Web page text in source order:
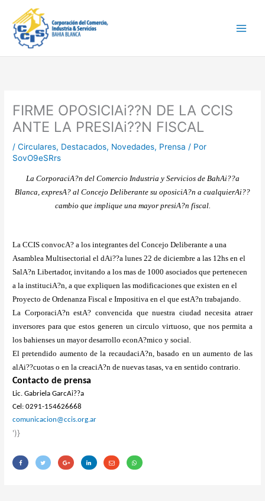
contenido
FIRME OPOSICIAi??N DE LA CCIS
ANTE LA PRESIAi??N FISCAL
/Circulares, Destacados, Novedades, Prensa / Por
SovO9eSRrs
La CorporaciA?n del Comercio Industria y Servicios de BahAi??a
Blanca, expresA? al Concejo Deliberante su oposiciA?n a cualquierAi??
cambio que implique una mayor presiA?n fiscal.
La CCIS convocA? a los integrantes del Concejo Deliberante a una
Asamblea Multisectorial el dAi??a lunes 22 de diciembre a las 12hs en el
SalA?n Libertador, invitando a los mas de 1000 asociados que pertenecen
a la instituciA?n, a que expliquen las modificaciones que existen en el
Proyecto de Ordenanza Fiscal e Impositiva en el que estA?n trabajando.
La CorporaciA?n estA? convencida que nuestra ciudad necesita atraer
inversores para que estos generen un circulo virtuoso, que nos permita a
los bahienses un mayor desarrollo econA?mico y social.
El pretendido aumento de la recaudaciA?n, basado en un aumento de las
alAi??cuotas o en la creaciA?n de nuevas tasas, va en sentido contrario.
Contacto de prensa
Lic. Gabriela GarcAi??a
Cel: 0291-154626668
comunicacion@ccis.org.ar
')}